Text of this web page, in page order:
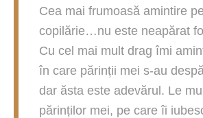
Cea mai frumoasă amintire
copilărie…nu este neapărat
Cu cel mai mult drag îmi
în care părinții mei s-au
dar ăsta este adevărul. Le
părinților mei, pe care îi